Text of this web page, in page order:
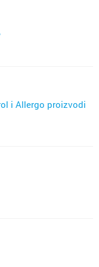
i Allergo proizvodi